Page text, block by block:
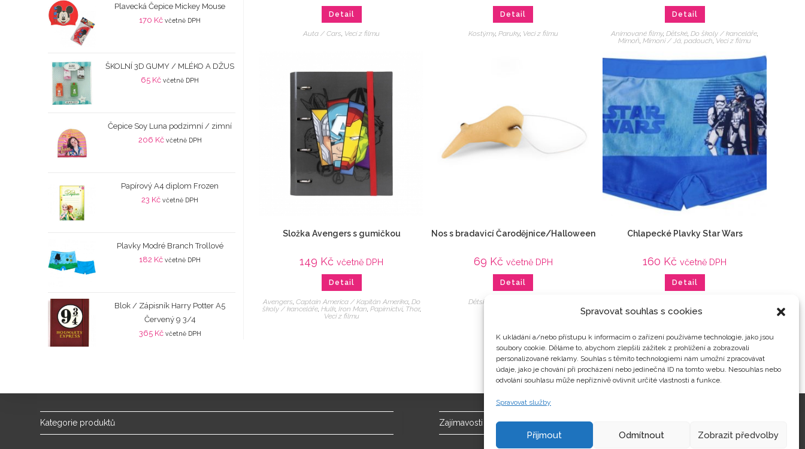
Spravovat souhlas s cookies
K ukládání a/nebo přístupu k informacím o zařízení používáme technologie, jako jsou
soubory cookie. Děláme to, abychom zlepšili zážitek z prohlížení a zobrazovali
personalizované reklamy. Souhlas s těmito technologiemi nám umožní zpracovávat
údaje, jako je chování při procházení nebo jedinečná ID na tomto webu. Nesouhlas nebo
odvolání souhlasu může nepříznivě ovlivnit určité vlastnosti a funkce.
Spravovat služby
Přijmout Odmítnout Zobrazit předvolby
Detail
Auta / Cars Veci z filmu
Detail
Kostýmy, Paruky, Veci z filmu
Detail
Animované filmy,Dětské ,Do školy / kanceláře
Mimoň ,Mimoni / Já, padouch Veci z filmu
Složka Avengers s gumičkou
149 Kč včetně DPH
Detail
Avengers, Captain America / Kapitán Amerika, Do
školy / kanceláře, Hulk, Iron Man, Papírnictví, Thor,
Veci z filmu
Nos s bradavicí Čarodějnice/Halloween
69 Kč včetně DPH
Detail
Dětské
Chlapecké Plavky Star Wars
160 Kč včetně DPH
Detail
Stormtrooper,Veci z filmu
Plavecká Čepice Mickey Mouse
170 Kč včetně DPH
ŠKOLNÍ 3D GUMY / MLÉKO A DŽUS
65 Kč včetně DPH
Čepice Soy Luna podzimní / zimní
206 Kč včetně DPH
Papírový A4 diplom Frozen
23 Kč včetně DPH
Plavky Modré Branch Trollové
182 Kč včetně DPH
Blok / Zápisník Harry Potter A5
Červený 9 3/4
365 Kč včetně DPH
Kategorie produktů Zajímavosti